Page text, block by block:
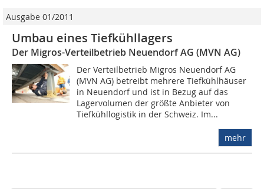
Ausgabe 01/2011
Umbau eines Tiefkühllagers
Der Migros-Verteilbetrieb Neuendorf AG (MVN AG)
Der Verteilbetrieb Migros Neuendorf AG
(MVN AG) betreibt mehrere Tiefkühlhäuser
in Neuendorf und ist in Bezug auf das
Lagervolumen der größte Anbieter von
Tiefkühllogistik in der Schweiz. Im...
mehr